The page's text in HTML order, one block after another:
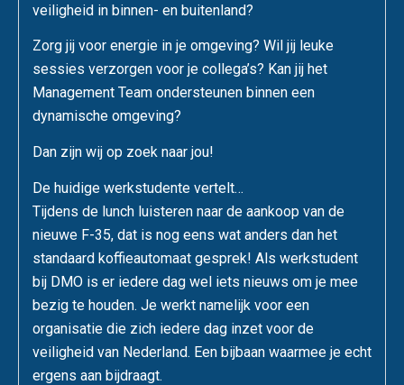
veiligheid in binnen- en buitenland?
Zorg jij voor energie in je omgeving? Wil jij leuke
sessies verzorgen voor je collega’s? Kan jij het
Management Team ondersteunen binnen een
dynamische omgeving?
Dan zijn wij op zoek naar jou!
De huidige werkstudente vertelt…
Tijdens de lunch luisteren naar de aankoop van de
nieuwe F-35, dat is nog eens wat anders dan het
standaard koffieautomaat gesprek! Als werkstudent
bij DMO is er iedere dag wel iets nieuws om je mee
bezig te houden. Je werkt namelijk voor een
organisatie die zich iedere dag inzet voor de
veiligheid van Nederland. Een bijbaan waarmee je echt
ergens aan bijdraagt.